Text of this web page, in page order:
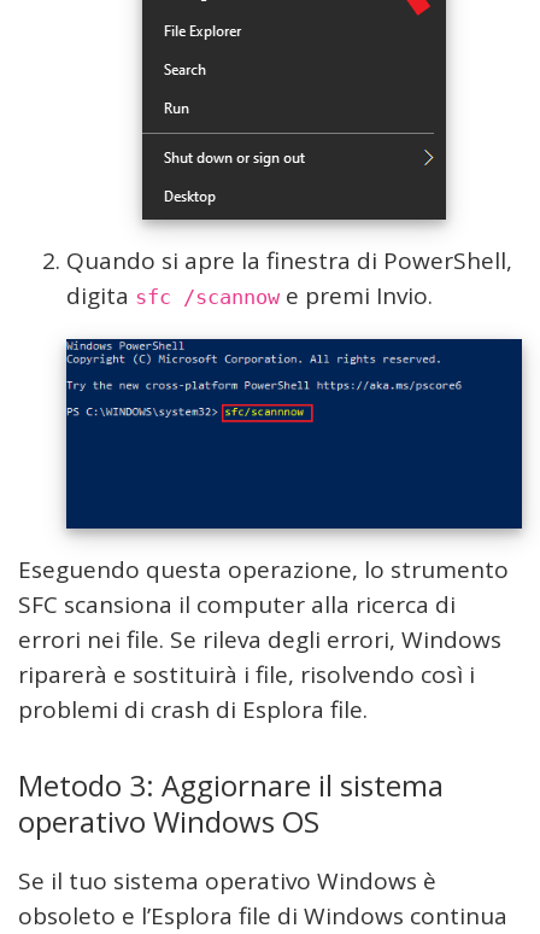
Quando si apre la finestra di PowerShell,
digita sfc /scannow e premi Invio.
Eseguendo questa operazione, lo strumento
SFC scansiona il computer alla ricerca di
errori nei file. Se rileva degli errori, Windows
riparerà e sostituirà i file, risolvendo così i
problemi di crash di Esplora file.
Metodo 3: Aggiornare il sistema
operativo Windows OS
Se il tuo sistema operativo Windows è
obsoleto e l’Esplora file di Windows continua